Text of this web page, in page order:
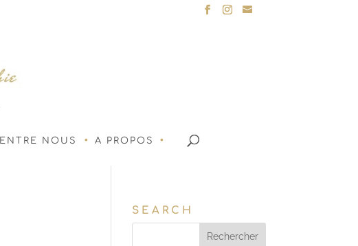
ENTRE NOUS A PROPOS
SEARCH